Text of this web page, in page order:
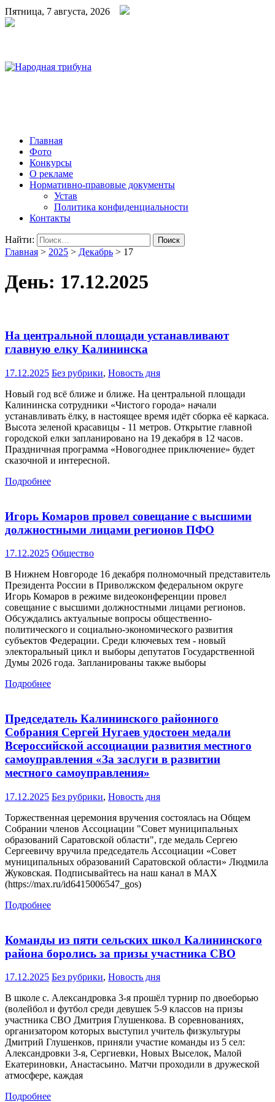
Пятница, 7 августа, 2026
Главная
Фото
Конкурсы
О рекламе
Нормативно-правовые документы
Устав
Политика конфиденциальности
Контакты
Найти:
Главная > 2025 > Декабрь > 17
День: 17.12.2025
На центральной площади устанавливают
главную елку Калининска
17.12.2025 Без рубрики, Новость дня
Новый год всё ближе и ближе. На центральной площади
Калининска сотрудники «Чистого города» начали
устанавливать ёлку, в настоящее время идёт сборка её каркаса.
Высота зеленой красавицы - 11 метров. Открытие главной
городской елки запланировано на 19 декабря в 12 часов.
Праздничная программа «Новогоднее приключение» будет
сказочной и интересной.
Подробнее
Игорь Комаров провел совещание с высшими
должностными лицами регионов ПФО
17.12.2025 Общество
В Нижнем Новгороде 16 декабря полномочный представитель
Президента России в Приволжском федеральном округе
Игорь Комаров в режиме видеоконференции провел
совещание с высшими должностными лицами регионов.
Обсуждались актуальные вопросы общественно-
политического и социально-экономического развития
субъектов Федерации. Среди ключевых тем - новый
электоральный цикл и выборы депутатов Государственной
Думы 2026 года. Запланированы также выборы
Подробнее
Председатель Калининского районного
Собрания Сергей Нугаев удостоен медали
Всероссийской ассоциации развития местного
самоуправления «За заслуги в развитии
местного самоуправления»
17.12.2025 Без рубрики, Новость дня
Торжественная церемония вручения состоялась на Общем
Собрании членов Ассоциации "Совет муниципальных
образований Саратовской области", где медаль Сергею
Сергеевичу вручила председатель Ассоциации «Совет
муниципальных образований Саратовской области» Людмила
Жуковская. Подписывайтесь на наш канал в MAX
(https://max.ru/id6415006547_gos)
Подробнее
Команды из пяти сельских школ Калининского
района боролись за призы участника СВО
17.12.2025 Без рубрики, Новость дня
В школе с. Александровка 3-я прошёл турнир по двоеборью
(волейбол и футбол среди девушек 5-9 классов на призы
участника СВО Дмитрия Глушенкова. В соревнованиях,
организатором которых выступил учитель физкультуры
Дмитрий Глушенков, приняли участие команды из 5 сел:
Александровки 3-я, Сергиевки, Новых Выселок, Малой
Екатериновки, Анастасьино. Матчи проходили в дружеской
атмосфере, каждая
Подробнее